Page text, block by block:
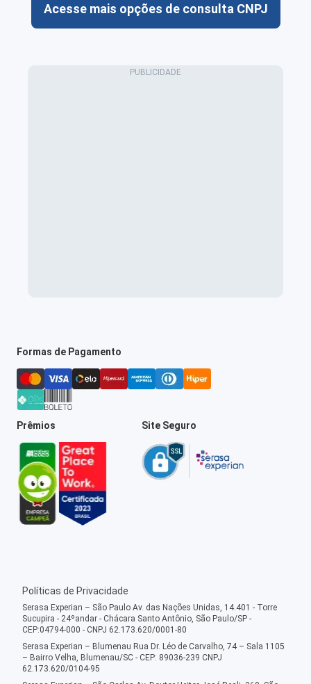
Acesse mais opções de consulta CNPJ
Formas de Pagamento
Prêmios Site Seguro
Políticas de Privacidade
Serasa Experian – São Paulo Av. das Nações Unidas, 14.401 - Torre
Sucupira - 24ºandar - Chácara Santo Antônio, São Paulo/SP -
CEP:04794-000 - CNPJ 62.173.620/0001-80
Serasa Experian – Blumenau Rua Dr. Léo de Carvalho, 74 – Sala 1105
– Bairro Velha, Blumenau/SC - CEP: 89036-239 CNPJ
62.173.620/0104-95